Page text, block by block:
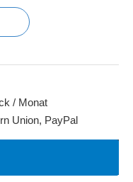
/ Monat
Union, PayPal